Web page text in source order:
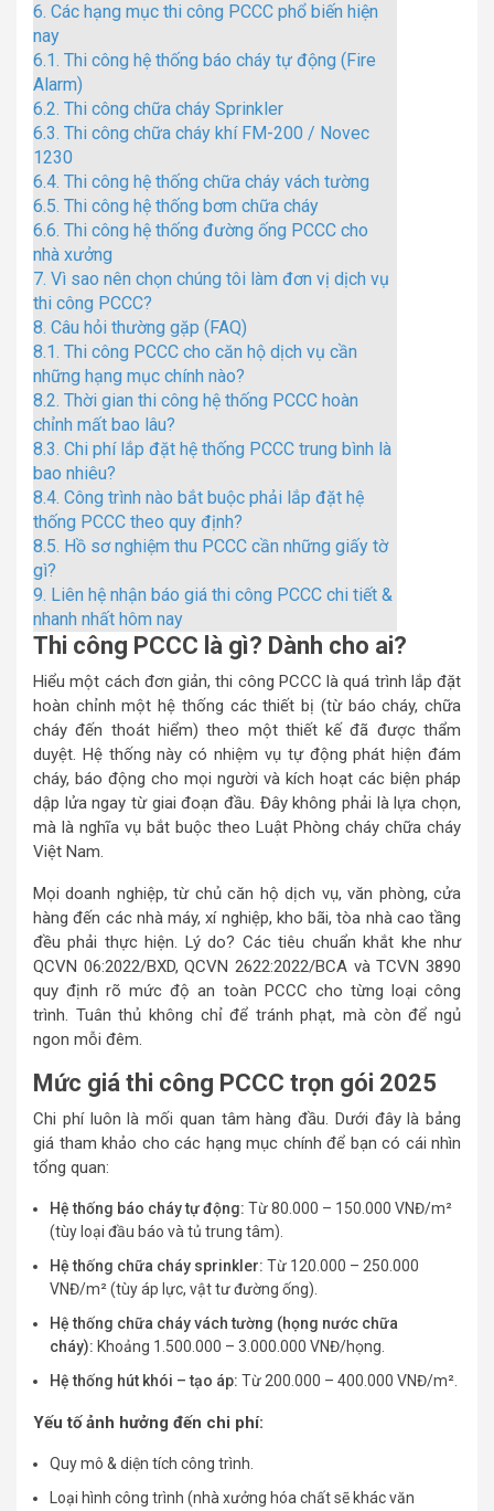
6. Các hạng mục thi công PCCC phổ biến hiện
nay
6.1. Thi công hệ thống báo cháy tự động (Fire
Alarm)
6.2. Thi công chữa cháy Sprinkler
6.3. Thi công chữa cháy khí FM-200 / Novec
1230
6.4. Thi công hệ thống chữa cháy vách tường
6.5. Thi công hệ thống bơm chữa cháy
6.6. Thi công hệ thống đường ống PCCC cho
nhà xưởng
7. Vì sao nên chọn chúng tôi làm đơn vị dịch vụ
thi công PCCC?
8. Câu hỏi thường gặp (FAQ)
8.1. Thi công PCCC cho căn hộ dịch vụ cần
những hạng mục chính nào?
8.2. Thời gian thi công hệ thống PCCC hoàn
chỉnh mất bao lâu?
8.3. Chi phí lắp đặt hệ thống PCCC trung bình là
bao nhiêu?
8.4. Công trình nào bắt buộc phải lắp đặt hệ
thống PCCC theo quy định?
8.5. Hồ sơ nghiệm thu PCCC cần những giấy tờ
gì?
9. Liên hệ nhận báo giá thi công PCCC chi tiết &
nhanh nhất hôm nay
Thi công PCCC là gì? Dành cho ai?
Hiểu một cách đơn giản, thi công PCCC là quá trình lắp đặt
hoàn chỉnh một hệ thống các thiết bị (từ báo cháy, chữa
cháy đến thoát hiểm) theo một thiết kế đã được thẩm
duyệt. Hệ thống này có nhiệm vụ tự động phát hiện đám
cháy, báo động cho mọi người và kích hoạt các biện pháp
dập lửa ngay từ giai đoạn đầu. Đây không phải là lựa chọn,
mà là nghĩa vụ bắt buộc theo Luật Phòng cháy chữa cháy
Việt Nam.
Mọi doanh nghiệp, từ chủ căn hộ dịch vụ, văn phòng, cửa
hàng đến các nhà máy, xí nghiệp, kho bãi, tòa nhà cao tầng
đều phải thực hiện. Lý do? Các tiêu chuẩn khắt khe như
QCVN 06:2022/BXD, QCVN 2622:2022/BCA và TCVN 3890
quy định rõ mức độ an toàn PCCC cho từng loại công
trình. Tuân thủ không chỉ để tránh phạt, mà còn để ngủ
ngon mỗi đêm.
Mức giá thi công PCCC trọn gói 2025
Chi phí luôn là mối quan tâm hàng đầu. Dưới đây là bảng
giá tham khảo cho các hạng mục chính để bạn có cái nhìn
tổng quan:
Hệ thống báo cháy tự động: Từ 80.000 – 150.000 VNĐ/m²
(tùy loại đầu báo và tủ trung tâm).
Hệ thống chữa cháy sprinkler: Từ 120.000 – 250.000
VNĐ/m² (tùy áp lực, vật tư đường ống).
Hệ thống chữa cháy vách tường (họng nước chữa
cháy): Khoảng 1.500.000 – 3.000.000 VNĐ/họng.
Hệ thống hút khói – tạo áp: Từ 200.000 – 400.000 VNĐ/m².
Yếu tố ảnh hưởng đến chi phí:
Quy mô & diện tích công trình.
Loại hình công trình (nhà xưởng hóa chất sẽ khác văn